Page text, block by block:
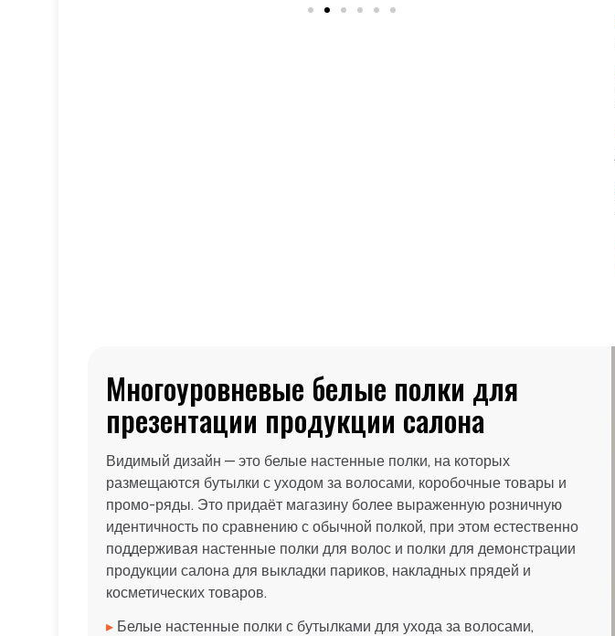
Многоуровневые белые полки для
презентации продукции салона
Видимый дизайн — это белые настенные полки, на которых
размещаются бутылки с уходом за волосами, коробочные товары и
промо-ряды. Это придаёт магазину более выраженную розничную
идентичность по сравнению с обычной полкой, при этом естественно
поддерживая настенные полки для волос и полки для демонстрации
продукции салона для выкладки париков, накладных прядей и
косметических товаров.
▸ Белые настенные полки с бутылками для ухода за волосами,